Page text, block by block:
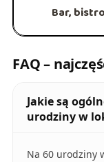
Bar,
FAQ –
Jakie są
urodziny w
Na 60 urodziny